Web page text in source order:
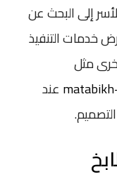
إلى البحث عن
خدمات التنفيذ
مثل
عند